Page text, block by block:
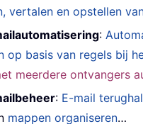
vertalen en opstellen
:
op basis van regels bij
meerdere ontvangers
: E-mail
mappen organiseren…